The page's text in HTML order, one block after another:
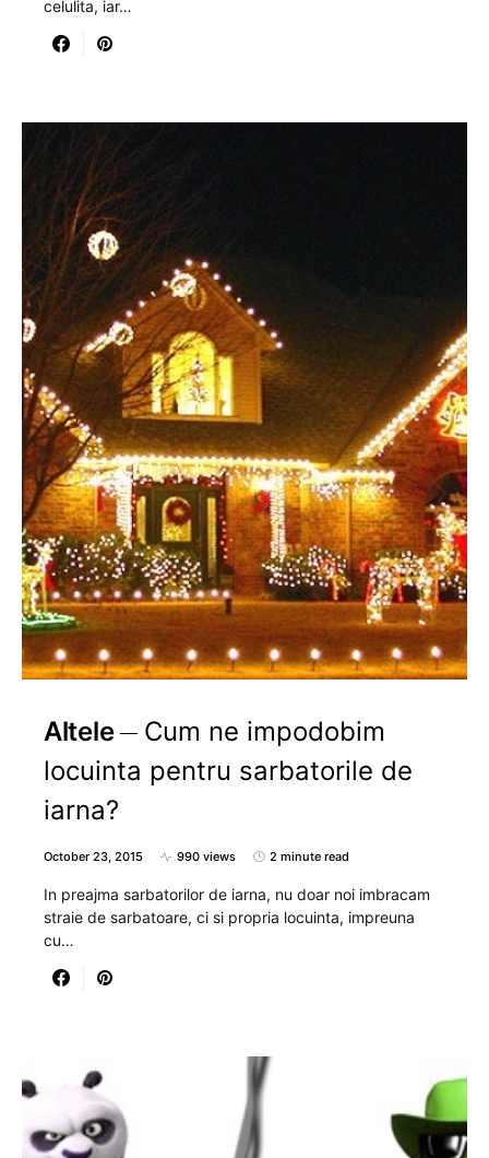
celulita, iar…
Altele
Cum ne impodobim
locuinta pentru sarbatorile de
iarna?
October 23, 2015 990 views 2 minute read
In preajma sarbatorilor de iarna, nu doar noi imbracam
straie de sarbatoare, ci si propria locuinta, impreuna
cu…